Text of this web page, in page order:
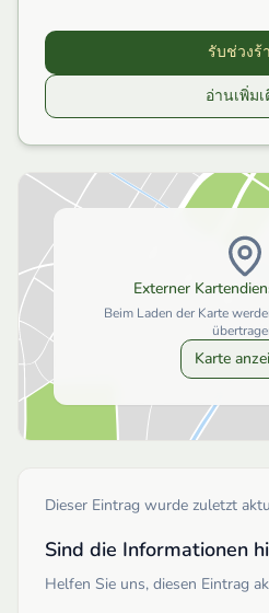
รับช่วงร้
อ่านเพิ่ม
Externer
Beim Laden der Karte
Karte
Dieser Eintrag wurde zuletzt
Sind die Informationen
Helfen Sie uns, diesen Eintrag